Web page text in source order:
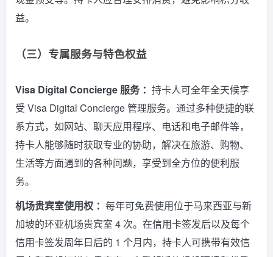
益。
（三）专属服务与特色权益
Visa Digital Concierge 服务 ： 持卡人可全年全天候享
受 Visa Digital Concierge 管理服务。通过多种便捷的联
系方式，如网站、聊天应用程序、电话和电子邮件等，
持卡人能够随时获取专业的协助，解决在旅游、购物、
生活等方面遇到的各种问题，享受到全方位的便利服
务。
机场贵宾室使用权 ： 每年可免费使用位于马来西亚与新
加坡的环亚机场贵宾室 4 次。在信用卡签发后以及每个
信用卡签发周年日后的 1 个月内，持卡人可携带有效信